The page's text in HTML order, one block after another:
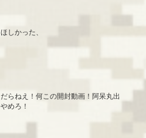
しかった、
らねえ！何この開封動画！阿呆丸出
めろ！